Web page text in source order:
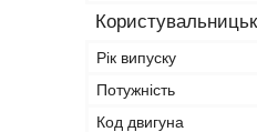
Рік випуску
Потужність
Код двигуна